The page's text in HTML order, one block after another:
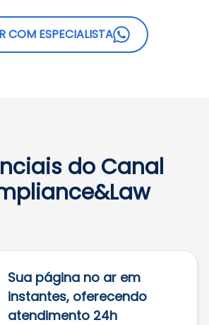
COM ESPECIALISTA
do Canal
Sua página no ar em
instantes, oferecendo
atendimento 24h